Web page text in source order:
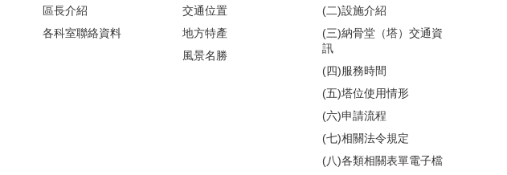
區長介紹
各科室聯絡資料
交通位置
地方特產
風景名勝
(二)設施介紹
(三)納骨堂（塔）交通資
訊
(四)服務時間
(五)塔位使用情形
(六)申請流程
(七)相關法令規定
(八)各類相關表單電子檔